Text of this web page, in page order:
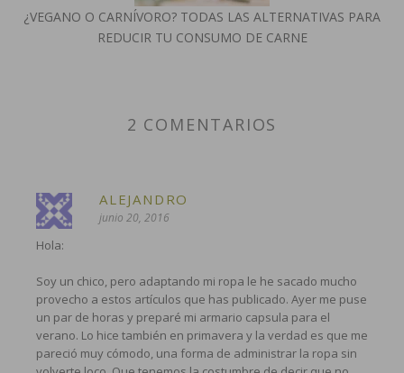
¿VEGANO O CARNÍVORO? TODAS LAS ALTERNATIVAS PARA
REDUCIR TU CONSUMO DE CARNE
2 COMENTARIOS
ALEJANDRO
junio 20, 2016
Hola:
Soy un chico, pero adaptando mi ropa le he sacado mucho
provecho a estos artículos que has publicado. Ayer me puse
un par de horas y preparé mi armario capsula para el
verano. Lo hice también en primavera y la verdad es que me
pareció muy cómodo, una forma de administrar la ropa sin